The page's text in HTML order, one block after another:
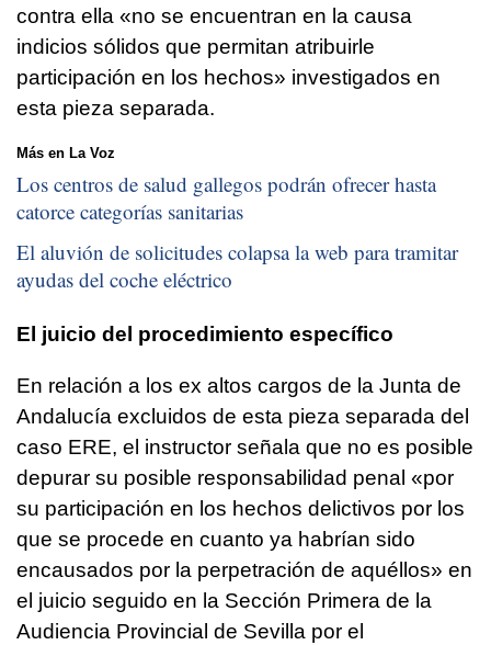
contra ella «no se encuentran en la causa
indicios sólidos que permitan atribuirle
participación en los hechos» investigados en
esta pieza separada.
Más en La Voz
Los centros de salud gallegos podrán ofrecer hasta
catorce categorías sanitarias
El aluvión de solicitudes colapsa la web para tramitar
ayudas del coche eléctrico
El juicio del procedimiento específico
En relación a los ex altos cargos de la Junta de
Andalucía excluidos de esta pieza separada del
caso ERE, el instructor señala que no es posible
depurar su posible responsabilidad penal «por
su participación en los hechos delictivos por los
que se procede en cuanto ya habrían sido
encausados por la perpetración de aquéllos» en
el juicio seguido en la Sección Primera de la
Audiencia Provincial de Sevilla por el